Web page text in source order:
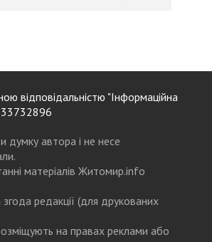
відповідальністю "Інформаційна
думку автора і не несе
матеріалів Житомир.info
редакції (для друкованих
на правах реклами або